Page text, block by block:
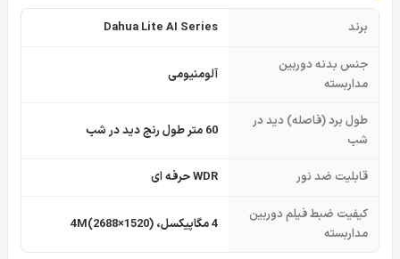
برند Dahua Lite AI Series
جنس بدنه دوربین
مداربسته
آلومنیومی
طول برد (فاصله) دید در
شب
60 متر طول رنج دید در شب
قابلیت ضد نور WDR حرفه ای
کیفیت ضبط فیلم دوربین
مداربسته
4 مگاپیکسل، 4M(2688×1520)